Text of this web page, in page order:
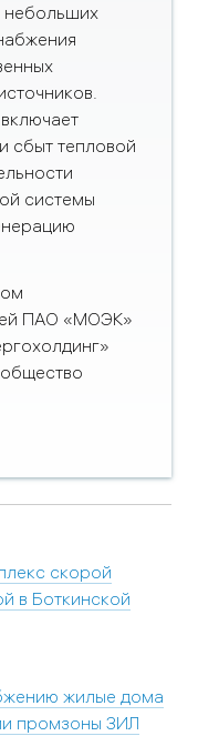
небольших
сбыт тепловой
системы
ПАО «МОЭК»
скорой
в Боткинской
жилые дома
промзоны ЗИЛ